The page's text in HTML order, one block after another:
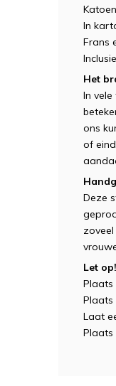
In
Frans
Het
In
ons
of
Deze
Let op!
Plaats
Plaats
Laat
Plaats